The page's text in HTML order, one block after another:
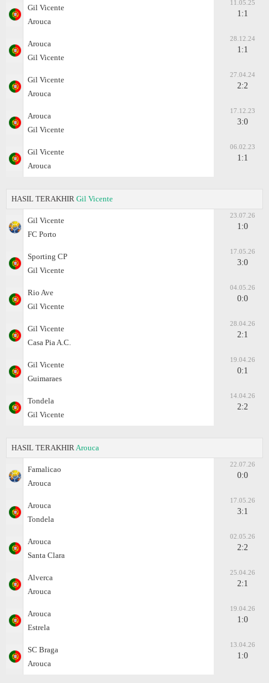
Gil Vicente
Arouca
11.05.25
1:1
Arouca
Gil Vicente
28.12.24
1:1
Gil Vicente
Arouca
27.04.24
2:2
Arouca
Gil Vicente
17.12.23
3:0
Gil Vicente
Arouca
06.02.23
1:1
HASIL TERAKHIR Gil Vicente
Gil Vicente
FC Porto
23.07.26
1:0
Sporting CP
Gil Vicente
17.05.26
3:0
Rio Ave
Gil Vicente
04.05.26
0:0
Gil Vicente
Casa Pia A.C.
28.04.26
2:1
Gil Vicente
Guimaraes
19.04.26
0:1
Tondela
Gil Vicente
14.04.26
2:2
HASIL TERAKHIR Arouca
Famalicao
Arouca
22.07.26
0:0
Arouca
Tondela
17.05.26
3:1
Arouca
Santa Clara
02.05.26
2:2
Alverca
Arouca
25.04.26
2:1
Arouca
Estrela
19.04.26
1:0
SC Braga
Arouca
13.04.26
1:0